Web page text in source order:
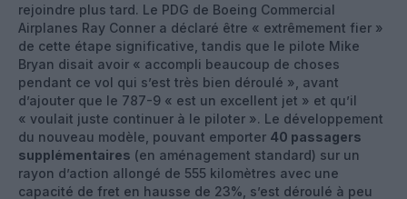
rejoindre plus tard. Le PDG de Boeing Commercial
Airplanes Ray Conner a déclaré être « extrêmement fier »
de cette étape significative, tandis que le pilote Mike
Bryan disait avoir « accompli beaucoup de choses
pendant ce vol qui s’est très bien déroulé », avant
d’ajouter que le 787-9 « est un excellent jet » et qu’il
« voulait juste continuer à le piloter ». Le développement
du nouveau modèle, pouvant emporter 40 passagers
supplémentaires (en aménagement standard) sur un
rayon d’action allongé de 555 kilomètres avec une
capacité de fret en hausse de 23%, s’est déroulé à peu